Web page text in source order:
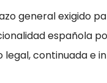
general exigido
española
legal, continuada e